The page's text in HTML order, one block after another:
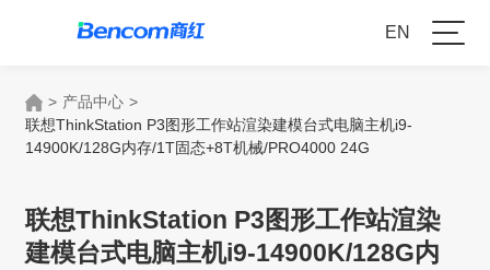
EN
> 产品中心 >
联想ThinkStation P3图形工作站渲染建模台式电脑主机i9-
14900K/128G内存/1T固态+8T机械/PRO4000 24G
联想ThinkStation P3图形工作站渲染
建模台式电脑主机i9-14900K/128G内